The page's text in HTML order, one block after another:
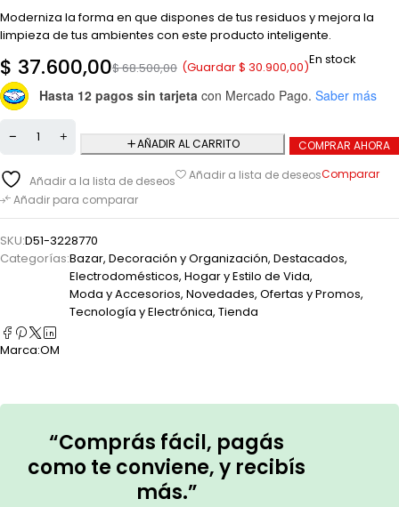
Moderniza la forma en que dispones de tus residuos y mejora la
limpieza de tus ambientes con este producto inteligente.
$68.500,00
$ 37.600,00 (Guardar$ 30.900,00)En stock
Hasta 12 pagos sin tarjeta con Mercado Pago. Saber más
AÑADIR AL CARRITO COMPRAR AHORA
Añadir a la lista de deseos Añadir a lista de deseosComparar
Añadir para comparar
SKU:D51-3228770
Categorías:Bazar, Decoración y Organización, Destacados,
Electrodomésticos, Hogar y Estilo de Vida,
Moda y Accesorios, Novedades, Ofertas y Promos,
Tecnología y Electrónica, Tienda
Marca:OM
“Comprás fácil, pagás
como te conviene, y recibís
más.”